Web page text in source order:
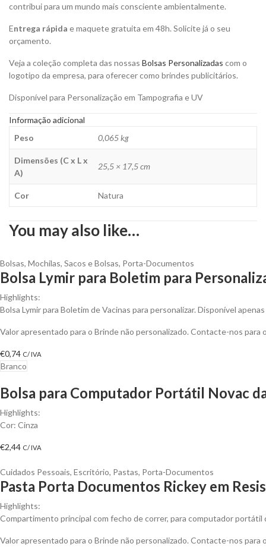
contribui para um mundo mais consciente ambientalmente.
Entrega rápida e maquete gratuita em 48h. Solicite já o seu
orçamento.
Veja a coleção completa das nossas Bolsas Personalizadas com o
logotipo da empresa, para oferecer como brindes publicitários.
Disponível para Personalização em Tampografia e UV
Informação adicional
Peso
0,065 kg
Dimensões (C x L x
A)
25,5 × 17,5 cm
Cor Natura
You may also like…
Bolsas, Mochilas, Sacos e Bolsas, Porta-Documentos
Bolsa Lymir para Boletim para
Highlights:
Bolsa Lymir para Boletim de Vacinas para personalizar. Disponível
Valor apresentado para o Brinde não personalizado. Contacte-nos
€0,74 C/ IVA
Branco
Bolsa para Computador Portátil Novac
Highlights:
Cor: Cinza
€2,44 C/ IVA
Cuidados Pessoais, Escritório, Pastas, Porta-Documentos
Pasta Porta Documentos Rickey em
Highlights:
Compartimento principal com fecho de correr, para computador portátil
Valor apresentado para o Brinde não personalizado. Contacte-nos